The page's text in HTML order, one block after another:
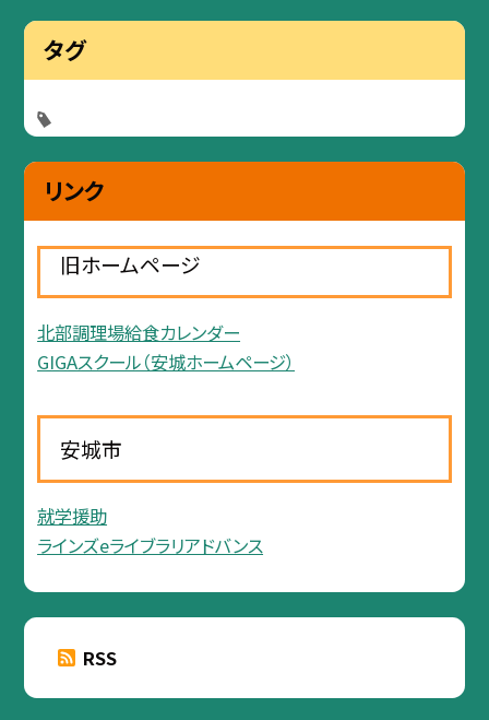
タグ
リンク
旧ホームページ
北部調理場給食カレンダー
GIGAスクール（安城ホームページ）
安城市
就学援助
ラインズeライブラリアドバンス
RSS